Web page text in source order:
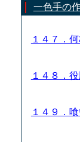
一色手の
１４７．
１４８．
１４９．